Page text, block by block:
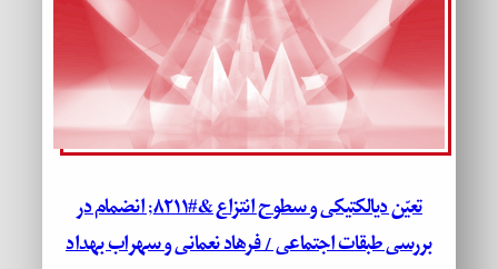
تعیّن دیالکتیکی و سطوح انتزاع &#۸۲۱۱; انضمام در
بررسی طبقات اجتماعی / فرهاد نعمانی و سهراب بهداد